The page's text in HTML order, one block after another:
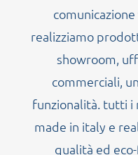
realizziamo
showroom,
commerciali,
funzionalità. tutti i
made in italy e
qualità ed